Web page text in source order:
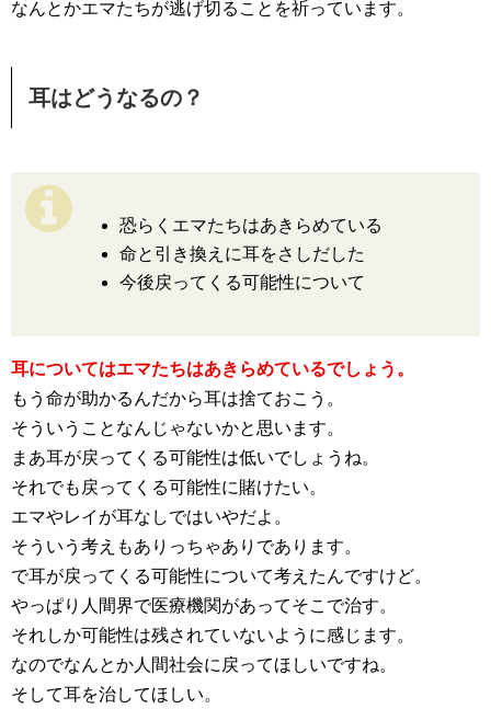
なんとかエマたちが逃げ切ることを祈っています。
耳はどうなるの？
恐らくエマたちはあきらめている
命と引き換えに耳をさしだした
今後戻ってくる可能性について
耳についてはエマたちはあきらめているでしょう。
もう命が助かるんだから耳は捨ておこう。
そういうことなんじゃないかと思います。
まあ耳が戻ってくる可能性は低いでしょうね。
それでも戻ってくる可能性に賭けたい。
エマやレイが耳なしではいやだよ。
そういう考えもありっちゃありであります。
で耳が戻ってくる可能性について考えたんですけど。
やっぱり人間界で医療機関があってそこで治す。
それしか可能性は残されていないように感じます。
なのでなんとか人間社会に戻ってほしいですね。
そして耳を治してほしい。